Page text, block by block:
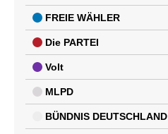
FREIE WÄHLER
Die PARTEI
Volt
MLPD
BÜNDNIS DEUTSCHLAND